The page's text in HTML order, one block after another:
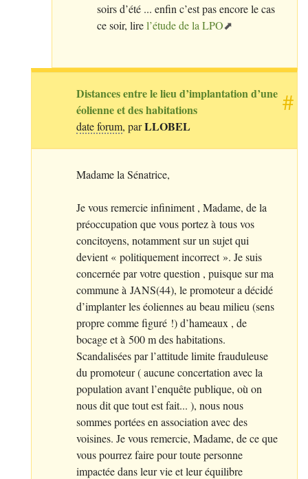
soirs d’été ... enfin c’est pas encore le cas
ce soir, lirel’étude de la LPO
#
Distances entre le lieu d’implantation d’une
éolienne et des habitations
date forum, parLLOBEL
Madame la Sénatrice,
Je vous remercie infiniment , Madame, de la
préoccupation que vous portez à tous vos
concitoyens, notamment sur un sujet qui
devient « politiquement incorrect ». Je suis
concernée par votre question , puisque sur ma
commune à JANS(44), le promoteur a décidé
d’implanter les éoliennes au beau milieu (sens
propre comme figuré !) d’hameaux , de
bocage et à 500 m des habitations.
Scandalisées par l’attitude limite frauduleuse
du promoteur ( aucune concertation avec la
population avant l’enquête publique, où on
nous dit que tout est fait... ), nous nous
sommes portées en association avec des
voisines. Je vous remercie, Madame, de ce que
vous pourrez faire pour toute personne
impactée dans leur vie et leur équilibre